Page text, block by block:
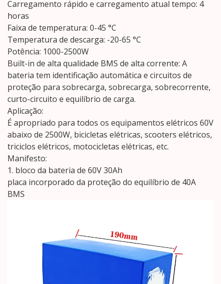
Carregamento rápido e carregamento atual tempo: 4
horas
Faixa de temperatura: 0-45 °C
Temperatura de descarga: -20-65 °C
Potência: 1000-2500W
Built-in de alta qualidade BMS de alta corrente: A
bateria tem identificação automática e circuitos de
proteção para sobrecarga, sobrecarga, sobrecorrente,
curto-circuito e equilíbrio de carga.
Aplicação:
É apropriado para todos os equipamentos elétricos 60V
abaixo de 2500W, bicicletas elétricas, scooters elétricos,
triciclos elétricos, motocicletas elétricas, etc.
Manifesto:
1. bloco da bateria de 60V 30Ah
placa incorporado da proteção do equilíbrio de 40A
BMS